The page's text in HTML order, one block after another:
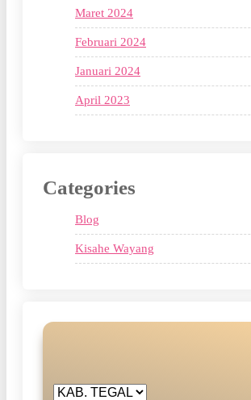
Maret 2024
Februari 2024
Januari 2024
April 2023
Categories
Blog
Kisahe Wayang